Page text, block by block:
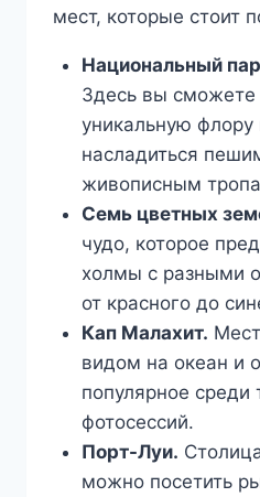
мест, которые стоит
Национальный
Здесь вы сможете
уникальную
насладиться
живописным
Семь цветных
чудо, которое
холмы с разными
от красного до
Кап Малахит.
видом на океан и
популярное среди
фотосессий.
Порт-Луи.
можно посетить